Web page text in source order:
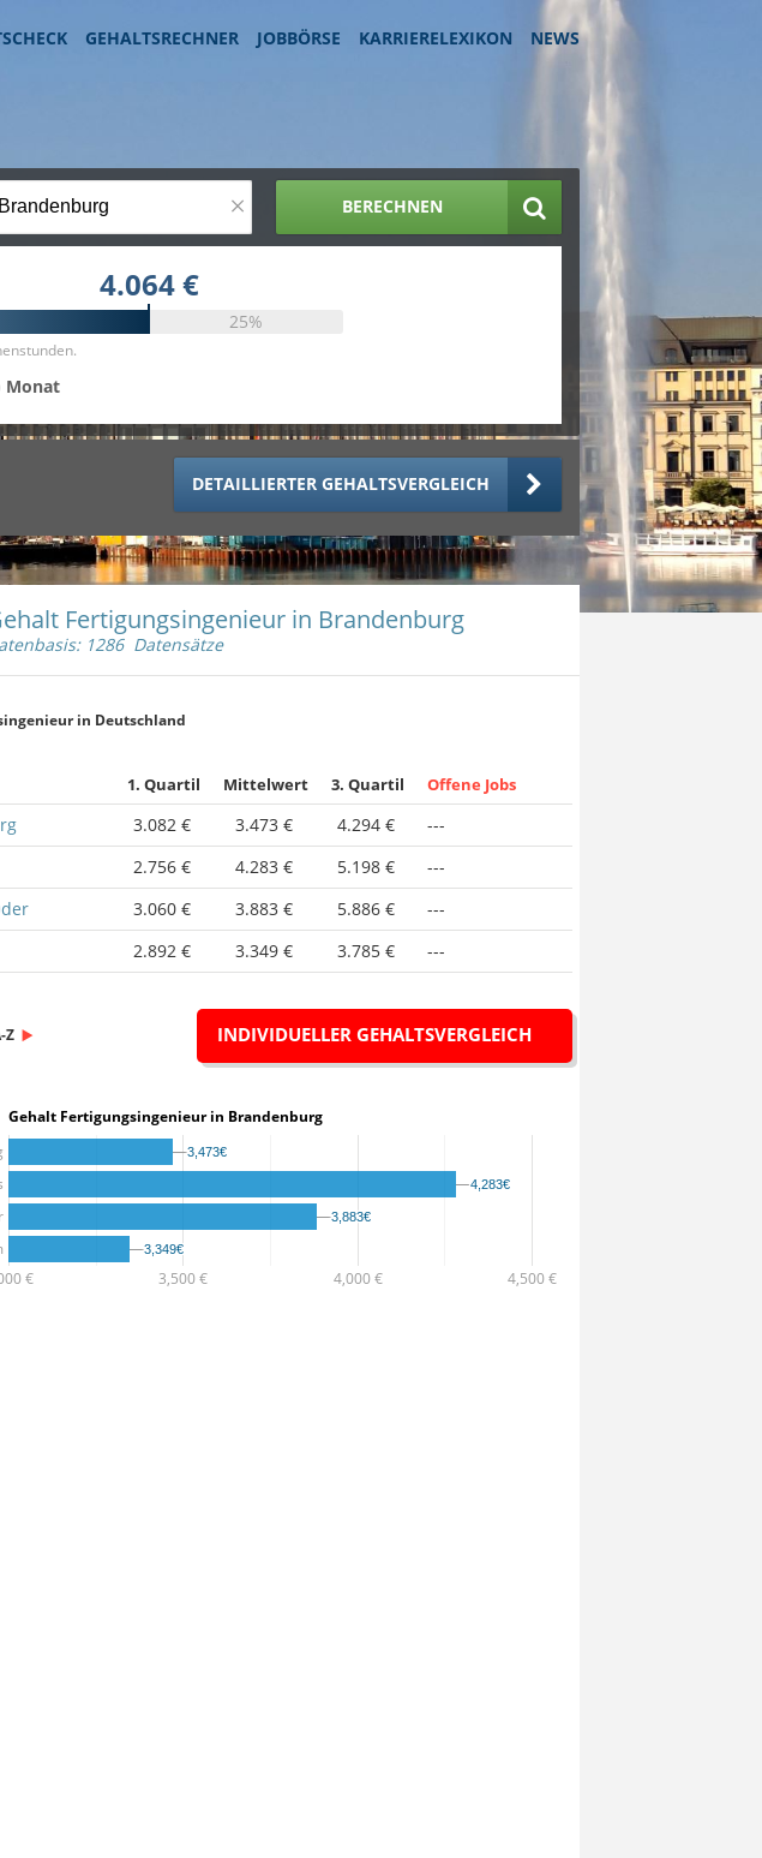
GEHALTSRECHNER JOBBÖRSE KARRIERELEXIKON NEWS
× BERECHNEN
4.064 €
25%
Monat
DETAILLIERTER GEHALTSVERGLEICH
Fertigungsingenieur in Brandenburg
1286 Datensätze
in Deutschland
1. Quartil Mittelwert 3. Quartil Offene Jobs
3.082 € 3.473 € 4.294 €
---
2.756 € 4.283 € 5.198 €
---
3.060 € 3.883 € 5.886 €
---
2.892 € 3.349 € 3.785 € ---
Z INDIVIDUELLER GEHALTSVERGLEICH
Gehalt Fertigungsingenieur in Brandenburg
€ 3,500 € 4,000 € 4,500 €
3,473€
3,473€
4,283€
4,283€
3,883€
3,883€
3,349€
3,349€